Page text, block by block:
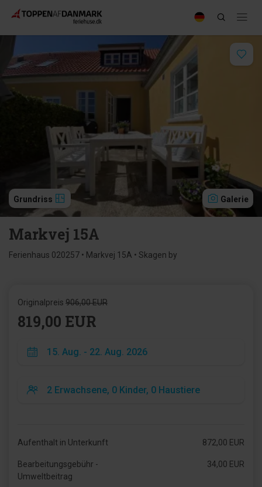
Grundriss Galerie
Markvej 15A
Ferienhaus 020257 • Markvej 15A • Skagen by
Originalpreis 906,00 EUR
819,00 EUR
Aufenthalt in Unterkunft 872,00 EUR
Bearbeitungsgebühr -
Umweltbeitrag
34,00 EUR